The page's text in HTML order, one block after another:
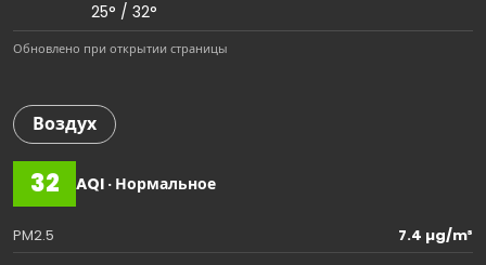
25° / 32°
Обновлено при открытии страницы
Воздух
32 AQI · Нормальное
PM2.5
7.4 µg/m³